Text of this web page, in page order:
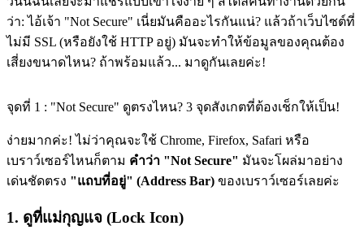
ว่า: ไอ้เจ้า "Not Secure" เนี่ยมันคืออะไรกันแน่? แล้วถ้าเว็บไซต์ที่
ไม่มี SSL (หรือยังใช้ HTTP อยู่) มันจะทำให้ข้อมูลของคุณต้อง
เสี่ยงขนาดไหน? ถ้าพร้อมแล้ว... มาดูกันเลยค่ะ!
จุดที่ 1 : "Not Secure" ดูตรงไหน? 3 จุดสังเกตที่ต้องเช็กให้เป็น!
ง่ายมากค่ะ! ไม่ว่าคุณจะใช้ Chrome, Firefox, Safari หรือ
เบราว์เซอร์ไหนก็ตาม คำว่า "Not Secure" มันจะโผล่มาอย่าง
เด่นชัดตรง "แถบที่อยู่" (Address Bar) ของเบราว์เซอร์เลยค่ะ
1. ดูที่แม่กุญแจ (Lock Icon)